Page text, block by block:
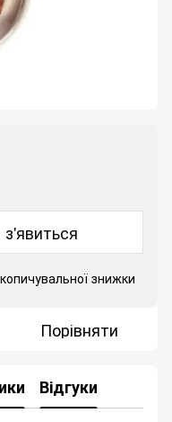
знижки
Порівняти
Відгуки